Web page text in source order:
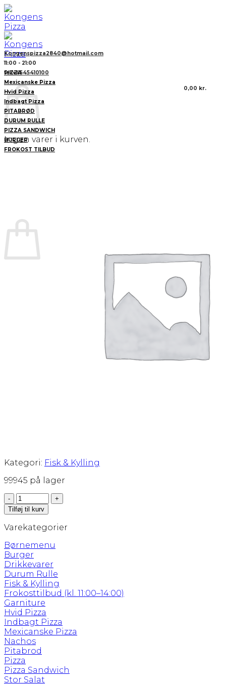
Fortsæt
til
indhold
PIZZA
Mexicanske Pizza
Hvid Pizza
Indbagt Pizza
PITABRØD
DURUM RULLE
PIZZA SANDWICH
BURGER
FROKOST TILBUD
Kongenspizza2840@hotmail.com
11:00 - 21:00
tel:+4545410100
0,00 kr.
Ingen varer i kurven.
Kategori: Fisk & Kylling
99945 på lager
57.
1/2
Grillkylling
antal
Tilføj til kurv
Varekategorier
Børnemenu
Burger
Drikkevarer
Durum Rulle
Fisk & Kylling
Frokosttilbud (kl. 11:00–14:00)
Garniture
Hvid Pizza
Indbagt Pizza
Mexicanske Pizza
Nachos
Pitabrod
Pizza
Pizza Sandwich
Stor Salat